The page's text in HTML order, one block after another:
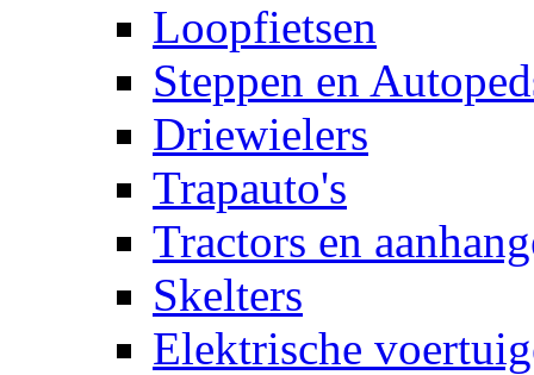
Loopfietsen
Steppen en
Driewielers
Trapauto's
Tractors en
Skelters
Elektrische